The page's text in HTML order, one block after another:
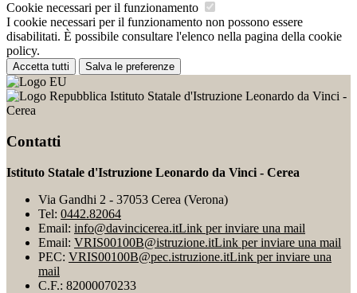
Cookie necessari per il funzionamento
I cookie necessari per il funzionamento non possono essere
disabilitati. È possibile consultare l'elenco nella pagina della cookie
policy.
Accetta tutti Salva le preferenze
Istituto Statale d'Istruzione Leonardo da Vinci -
Cerea
Contatti
Istituto Statale d'Istruzione Leonardo da Vinci - Cerea
Via Gandhi 2 - 37053 Cerea (Verona)
Tel: 0442.82064
Email: info@davincicerea.itLink per inviare una mail
Email: VRIS00100B@istruzione.itLink per inviare una mail
PEC: VRIS00100B@pec.istruzione.itLink per inviare una
mail
C.F.: 82000070233